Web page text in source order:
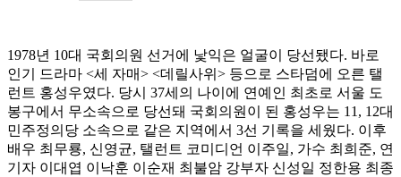
1978년 10대 국회의원 선거에 낯익은 얼굴이 당선됐다. 바로
인기 드라마 <세 자매> <데릴사위> 등으로 스타덤에 오른 탤
런트 홍성우였다. 당시 37세의 나이에 연예인 최초로 서울 도
봉구에서 무소속으로 당선돼 국회의원이 된 홍성우는 11, 12대
민주정의당 소속으로 같은 지역에서 3선 기록을 세웠다. 이후
배우 최무룡, 신영균, 탤런트 코미디언 이주일, 가수 최희준, 연
기자 이대엽 이낙훈 이순재 최불암 강부자 신성일 정한용 최종